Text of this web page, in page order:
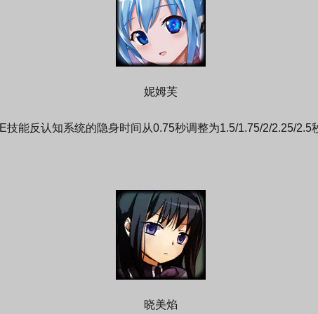
妮姆芙
E技能反认知系统的隐身时间从0.75秒调整为1.5/1.75/2/2.25/2.5
晓美焰